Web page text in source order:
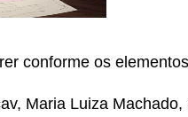
conforme os
Maria Luiza